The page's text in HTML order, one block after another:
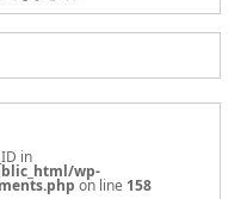
in
wp-
on line 158